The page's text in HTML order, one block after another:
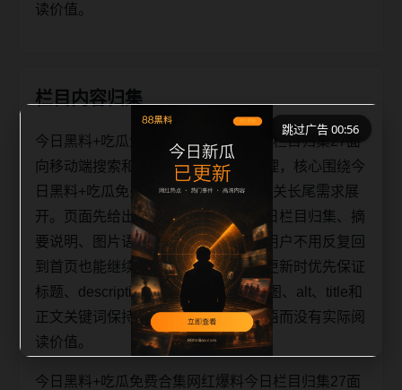
读价值。
栏目内容归集
今日黑料+吃瓜免费合集网红爆料今日栏目归集27面
向移动端搜索和站内连续阅读场景整理，核心围绕今
日黑料+吃瓜免费合集、网红爆料和相关长尾需求展
开。页面先给出清晰主题，再补充今日栏目归集、摘
要说明、图片语义和可点击入口，让用户不用反复回
到首页也能继续浏览同类内容。每日更新时优先保证
标题、description、canonical、主题图、alt、title和
正文关键词保持一致，避免只替换词语而没有实际阅
读价值。
今日黑料+吃瓜免费合集网红爆料今日栏目归集27面
跳过广告 00:56